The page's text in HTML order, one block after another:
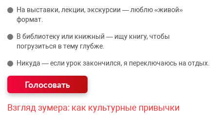
На выставки, лекции, экскурсии — люблю «живой»
формат.
В библиотеку или книжный — ищу книгу, чтобы
погрузиться в тему глубже.
Никуда — если урок закончился, я переключаюсь на отдых.
Взгляд зумера: как культурные привычки